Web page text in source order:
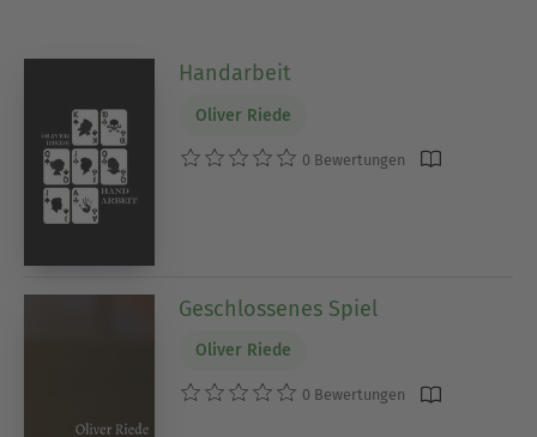
Handarbeit
Oliver Riede
0 Bewertungen
Geschlossenes Spiel
Oliver Riede
0 Bewertungen